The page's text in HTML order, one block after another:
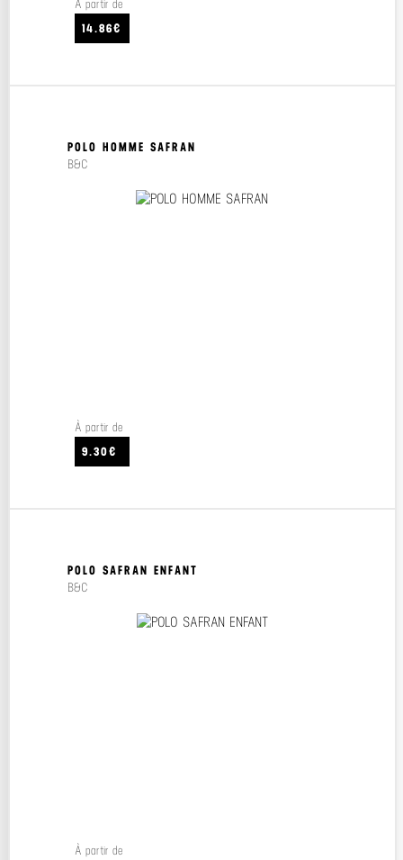
À partir de
14.86€
POLO HOMME SAFRAN
B&C
À partir de
9.30€
POLO SAFRAN ENFANT
B&C
À partir de